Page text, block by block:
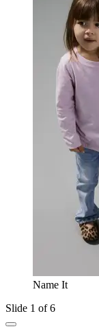
Name It
Slide 1 of 6